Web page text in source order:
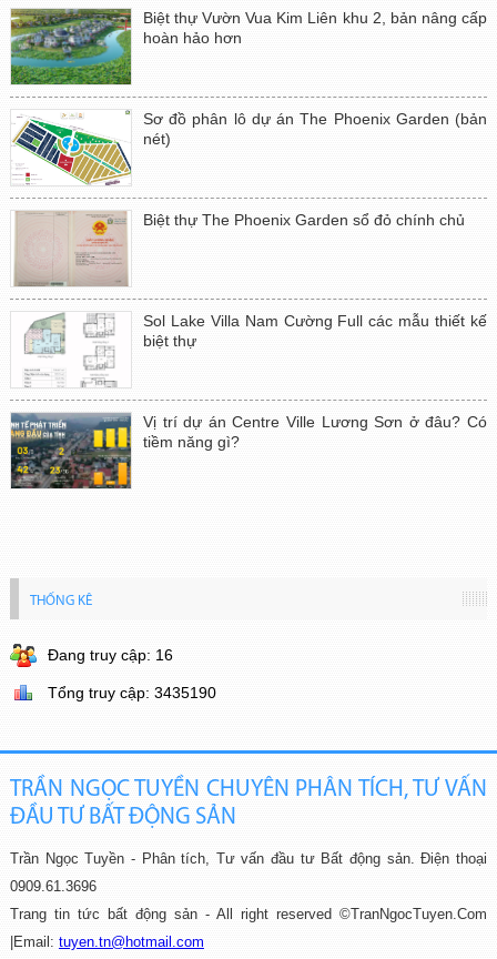
Biệt thự Vườn Vua Kim Liên khu 2, bản nâng cấp
hoàn hảo hơn
Sơ đồ phân lô dự án The Phoenix Garden (bản
nét)
Biệt thự The Phoenix Garden sổ đỏ chính chủ
Sol Lake Villa Nam Cường Full các mẫu thiết kế
biệt thự
Vị trí dự án Centre Ville Lương Sơn ở đâu? Có
tiềm năng gì?
THỐNG KÊ
Đang truy cập: 16
Tổng truy cập: 3435190
TRẦN NGỌC TUYỀN CHUYÊN PHÂN TÍCH, TƯ VẤN
ĐẦU TƯ BẤT ĐỘNG SẢN
Trần Ngọc Tuyền - Phân tích, Tư vấn đầu tư Bất động sản. Điện thoại
0909.61.3696
Trang tin tức bất động sản - All right reserved ©TranNgocTuyen.Com
Email: tuyen.tn@hotmail.com